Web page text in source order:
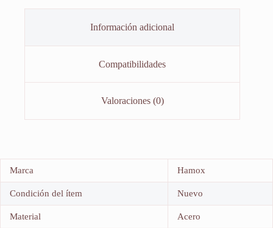
Información adicional
Compatibilidades
Valoraciones (0)
Marca Hamox
Condición del ítem Nuevo
Material Acero